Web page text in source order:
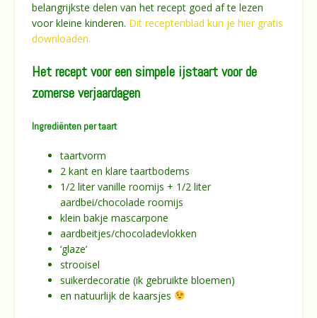
belangrijkste delen van het recept goed af te lezen
voor kleine kinderen. Dit receptenblad kun je hier gratis
downloaden.
Het recept voor een simpele ijstaart voor de
zomerse verjaardagen
Ingrediënten per taart
taartvorm
2 kant en klare taartbodems
1/2 liter vanille roomijs + 1/2 liter
aardbei/chocolade roomijs
klein bakje mascarpone
aardbeitjes/chocoladevlokken
‘glaze’
strooisel
suikerdecoratie (ik gebruikte bloemen)
en natuurlijk de kaarsjes